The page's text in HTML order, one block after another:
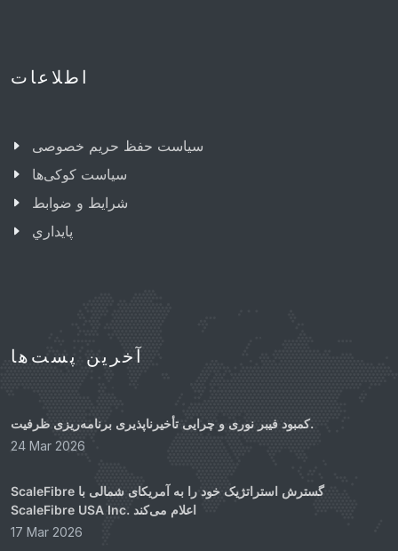
اطلاعات
سیاست حفظ حریم خصوصی
سیاست کوکی‌ها
شرایط و ضوابط
پایداري
آخرین پست‌ها
کمبود فیبر نوری و چرایی تأخیرناپذیری برنامه‌ریزی ظرفیت.
24 Mar 2026
ScaleFibre گسترش استراتژیک خود را به آمریکای شمالی با
ScaleFibre USA Inc. اعلام می‌کند
17 Mar 2026